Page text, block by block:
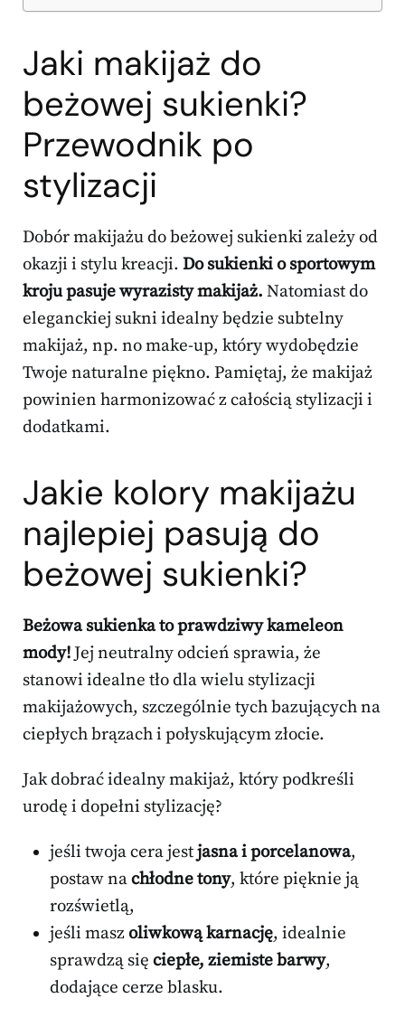
Jaki makijaż do
beżowej sukienki?
Przewodnik po
stylizacji
Dobór makijażu do beżowej sukienki zależy od
okazji i stylu kreacji. Do sukienki o sportowym
kroju pasuje wyrazisty makijaż. Natomiast do
eleganckiej sukni idealny będzie subtelny
makijaż, np. no make-up, który wydobędzie
Twoje naturalne piękno. Pamiętaj, że makijaż
powinien harmonizować z całością stylizacji i
dodatkami.
Jakie kolory makijażu
najlepiej pasują do
beżowej sukienki?
Beżowa sukienka to prawdziwy kameleon
mody! Jej neutralny odcień sprawia, że
stanowi idealne tło dla wielu stylizacji
makijażowych, szczególnie tych bazujących na
ciepłych brązach i połyskującym złocie.
Jak dobrać idealny makijaż, który podkreśli
urodę i dopełni stylizację?
jeśli twoja cera jestjasna i porcelanowa,
postaw nachłodne tony, które pięknie ją
rozświetlą,
jeśli maszoliwkową karnację, idealnie
sprawdzą się ciepłe, ziemiste barwy,
dodające cerze blasku.